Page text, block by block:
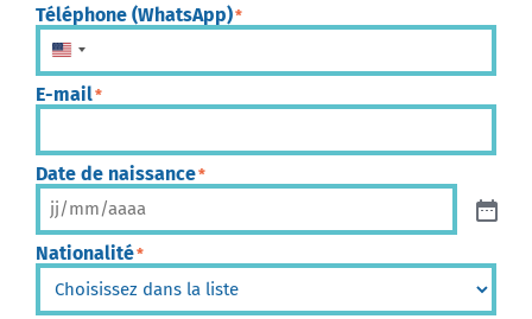
Téléphone (WhatsApp)*
États-Unis +1
E-mail*
Date de naissance*
Nationalité*